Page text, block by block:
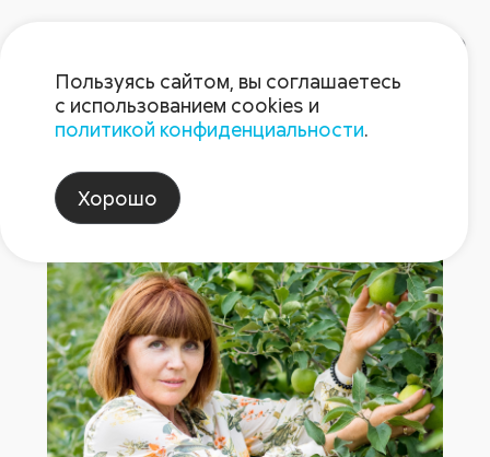
Пост 22.05.2026
Пользуясь сайтом, вы соглашаетесь
с использованием cookies и
политикой конфиденциальности.
Хорошо